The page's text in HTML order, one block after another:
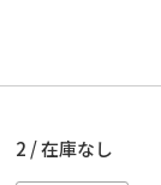
2 / 在庫なし